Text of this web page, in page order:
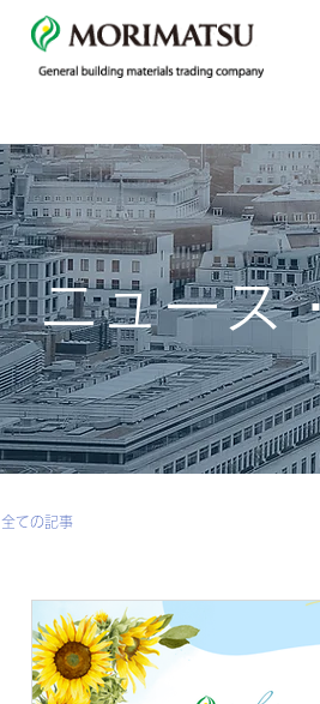
ニュース
全ての記事